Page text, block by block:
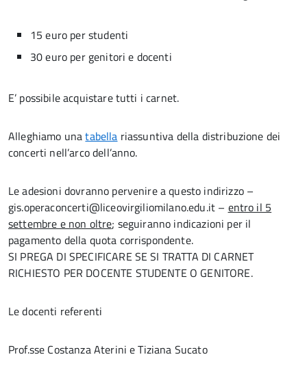
15 euro per studenti
30 euro per genitori e docenti
E’ possibile acquistare tutti i carnet.
Alleghiamo unatabella riassuntiva della distribuzione dei
concerti nell’arco dell’anno.
Le adesioni dovranno pervenire a questo indirizzo –
gis.operaconcerti@liceovirgiliomilano.edu.it – entro il 5
settembre e non oltre; seguiranno indicazioni per il
pagamento della quota corrispondente.
SI PREGA DI SPECIFICARE SE SI TRATTA DI CARNET
RICHIESTO PER DOCENTE STUDENTE O GENITORE.
Le docenti referenti
Prof.sse Costanza Aterini e Tiziana Sucato